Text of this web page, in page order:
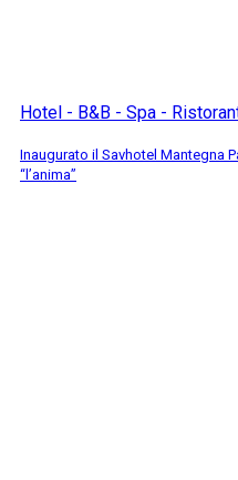
Hotel - B&B - Spa -
Inaugurato il Savhotel Mantegna
“l’anima”